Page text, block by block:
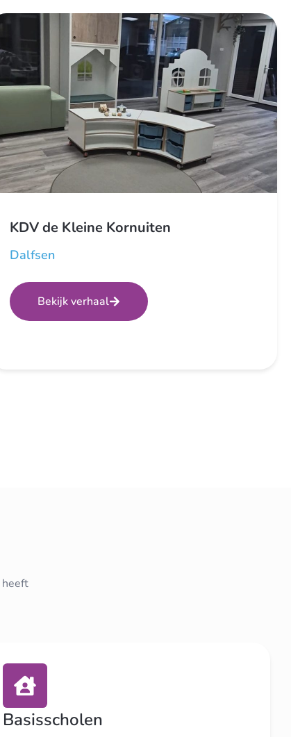
KDV de Kleine Kornuiten
Dalfsen
Bekijk verhaal
heeft
Basisscholen